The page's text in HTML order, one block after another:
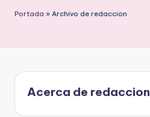
Portada » Archivo de redaccion
Acerca de redaccion